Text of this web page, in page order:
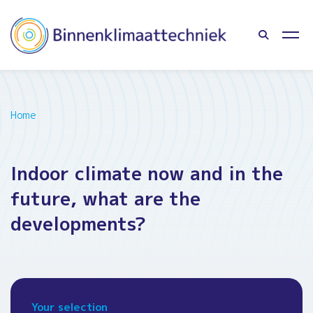
Home
Indoor climate now and in the
future, what are the
developments?
Your selection